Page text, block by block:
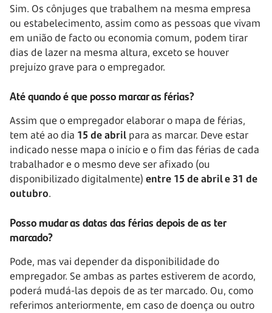
Sim. Os cônjuges que trabalhem na mesma empresa
ou estabelecimento, assim como as pessoas que vivam
em união de facto ou economia comum, podem tirar
dias de lazer na mesma altura, exceto se houver
prejuízo grave para o empregador.
Até quando é que posso marcar as férias?
Assim que o empregador elaborar o mapa de férias,
tem até ao dia 15 de abril para as marcar. Deve estar
indicado nesse mapa o início e o fim das férias de cada
trabalhador e o mesmo deve ser afixado (ou
disponibilizado digitalmente) entre 15 de abril e 31 de
outubro.
Posso mudar as datas das férias depois de as ter
marcado?
Pode, mas vai depender da disponibilidade do
empregador. Se ambas as partes estiverem de acordo,
poderá mudá-las depois de as ter marcado. Ou, como
referimos anteriormente, em caso de doença ou outro